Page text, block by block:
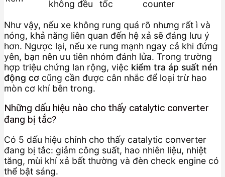
không đều
tốc
counter
Như vậy, nếu xe không rung quá rõ nhưng rất ì và
nóng, khả năng liên quan đến hệ xả sẽ đáng lưu ý
hơn. Ngược lại, nếu xe rung mạnh ngay cả khi đứng
yên, bạn nên ưu tiên nhóm đánh lửa. Trong trường
hợp triệu chứng lan rộng, việc kiểm tra áp suất nén
động cơ cũng cần được cân nhắc để loại trừ hao
mòn cơ khí bên trong.
Những dấu hiệu nào cho thấy catalytic converter
đang bị tắc?
Có 5 dấu hiệu chính cho thấy catalytic converter
đang bị tắc: giảm công suất, hao nhiên liệu, nhiệt
tăng, mùi khí xả bất thường và đèn check engine có
thể bật sáng.